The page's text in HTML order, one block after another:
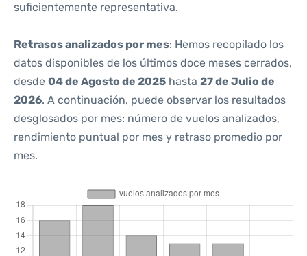
suficientemente representativa.
Retrasos analizados por mes: Hemos recopilado los
datos disponibles de los últimos doce meses cerrados,
desde 04 de Agosto de 2025 hasta 27 de Julio de
2026. A continuación, puede observar los resultados
desglosados por mes: número de vuelos analizados,
rendimiento puntual por mes y retraso promedio por
mes.